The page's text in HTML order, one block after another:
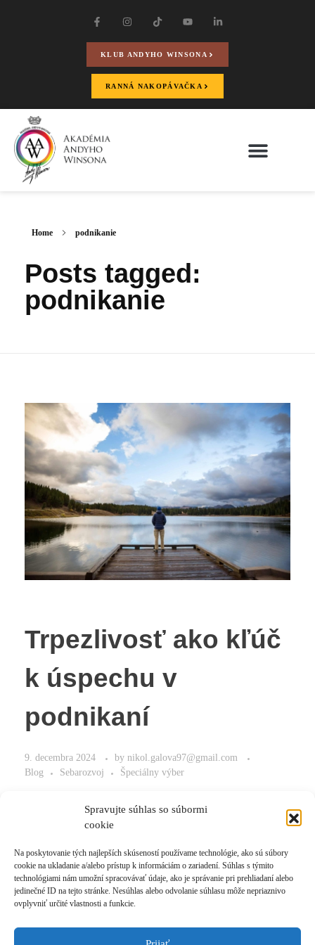
Spravujte súhlas so súbormi
cookie
Na poskytovanie tých najlepších skúseností používame technológie, ako sú súbory
cookie na ukladanie a/alebo prístup k informáciám o zariadení. Súhlas s týmito
technológiami nám umožní spracovávať údaje, ako je správanie pri prehliadaní alebo
jedinečné ID na tejto stránke. Nesúhlas alebo odvolanie súhlasu môže nepriaznivo
ovplyvniť určité vlastnosti a funkcie.
KLUB ANDYHO WINSONA
RANNÁ NAKOPÁVAČKA
Home podnikanie
Posts tagged:
podnikanie
Trpezlivosť ako kľúč
k úspechu v
podnikaní
9. decembra 2024 by nikol.galova97@gmail.com
Blog
Sebarozvoj Špeciálny výber
Ovládnite kľúč a vybudujte si úspech v podnikaní.
Read More